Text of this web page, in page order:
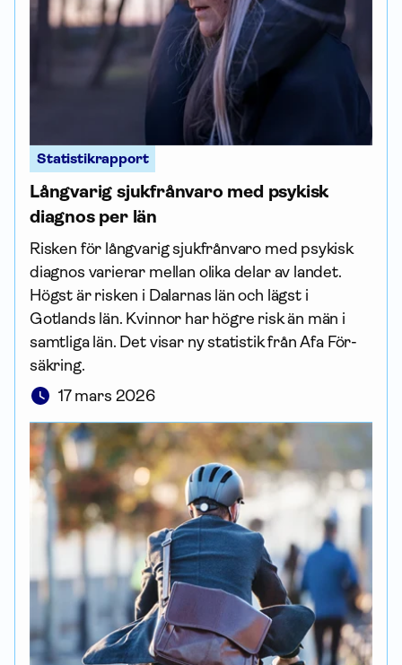
Statistikrapport
Långvarig sjukfrånvaro med psykisk
diagnos per län
Risken för långvarig sjukfrånvaro med psykisk
diagnos varierar mellan olika delar av landet.
Högst är risken i Dalarnas län och lägst i
Gotlands län. Kvinnor har högre risk än män i
samtliga län. Det visar ny statistik från Afa För­
säkring.
17 mars 2026